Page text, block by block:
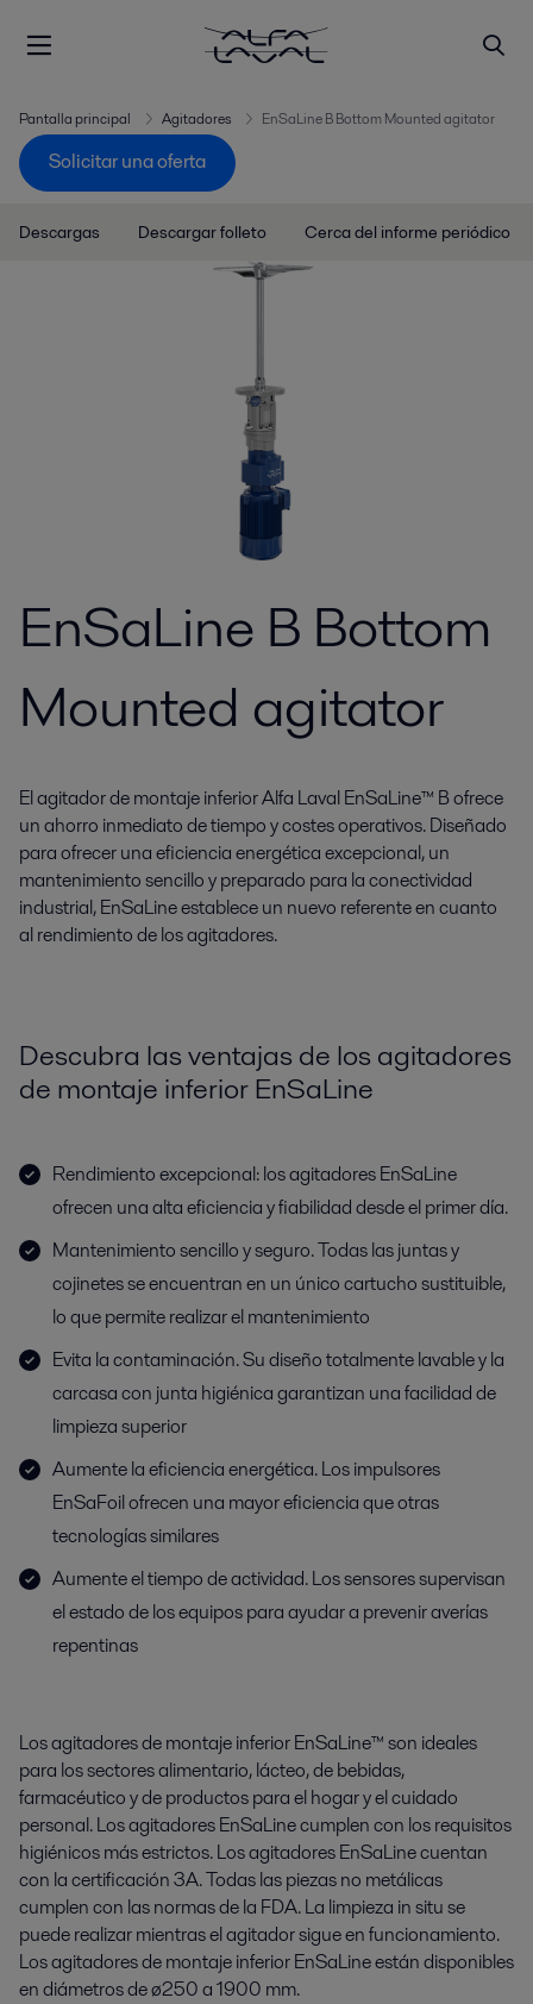
Pantalla principal Agitadores EnSaLine B Bottom Mounted agitator
Solicitar una oferta
Descargas Descargar folleto Cerca del informe periódico
EnSaLine B Bottom
Mounted agitator
El agitador de montaje inferior Alfa Laval EnSaLine™ B ofrece
un ahorro inmediato de tiempo y costes operativos. Diseñado
para ofrecer una eficiencia energética excepcional, un
mantenimiento sencillo y preparado para la conectividad
industrial, EnSaLine establece un nuevo referente en cuanto
al rendimiento de los agitadores.
Descubra las ventajas de los agitadores
de montaje inferior EnSaLine
Rendimiento excepcional: los agitadores EnSaLine
ofrecen una alta eficiencia y fiabilidad desde el primer día.
Mantenimiento sencillo y seguro. Todas las juntas y
cojinetes se encuentran en un único cartucho sustituible,
lo que permite realizar el mantenimiento
Evita la contaminación. Su diseño totalmente lavable y la
carcasa con junta higiénica garantizan una facilidad de
limpieza superior
Aumente la eficiencia energética. Los impulsores
EnSaFoil ofrecen una mayor eficiencia que otras
tecnologías similares
Aumente el tiempo de actividad. Los sensores supervisan
el estado de los equipos para ayudar a prevenir averías
repentinas
Los agitadores de montaje inferior EnSaLine™ son ideales
para los sectores alimentario, lácteo, de bebidas,
farmacéutico y de productos para el hogar y el cuidado
personal. Los agitadores EnSaLine cumplen con los requisitos
higiénicos más estrictos. Los agitadores EnSaLine cuentan
con la certificación 3A. Todas las piezas no metálicas
cumplen con las normas de la FDA. La limpieza in situ se
puede realizar mientras el agitador sigue en funcionamiento.
Los agitadores de montaje inferior EnSaLine están disponibles
en diámetros de ø250 a 1900 mm.